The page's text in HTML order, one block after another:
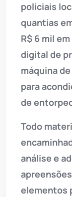
policiais
quantias
R$ 6 mil
digital de
máquina
para
de
Todo
análise e
elementos